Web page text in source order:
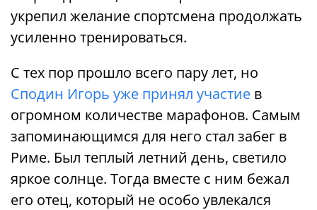
укрепил желание спортсмена продолжать
усиленно тренироваться.
С тех пор прошло всего пару лет, но
Сподин Игорь уже принял участие в
огромном количестве марафонов. Самым
запоминающимся для него стал забег в
Риме. Был теплый летний день, светило
яркое солнце. Тогда вместе с ним бежал
его отец, который не особо увлекался